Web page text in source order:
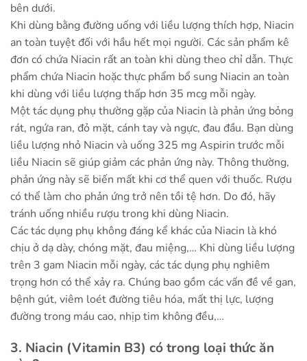
bên dưới.
Khi dùng bằng đường uống với liều lượng thích hợp, Niacin
an toàn tuyệt đối với hầu hết mọi người. Các sản phẩm kê
đơn có chứa Niacin rất an toàn khi dùng theo chỉ dẫn. Thực
phẩm chứa Niacin hoặc thực phẩm bổ sung Niacin an toàn
khi dùng với liều lượng thấp hơn 35 mcg mỗi ngày.
Một tác dụng phụ thường gặp của Niacin là phản ứng bỏng
rát, ngứa ran, đỏ mặt, cánh tay và ngực, đau đầu. Bạn dùng
liều lượng nhỏ Niacin và uống 325 mg Aspirin trước mỗi
liều Niacin sẽ giúp giảm các phản ứng này. Thông thường,
phản ứng này sẽ biến mất khi cơ thể quen với thuốc. Rượu
có thể làm cho phản ứng trở nên tồi tệ hơn. Do đó, hãy
tránh uống nhiều rượu trong khi dùng Niacin.
Các tác dụng phụ không đáng kể khác của Niacin là khó
chịu ở dạ dày, chóng mặt, đau miệng,… Khi dùng liều lượng
trên 3 gam Niacin mỗi ngày, các tác dụng phụ nghiêm
trọng hơn có thể xảy ra. Chúng bao gồm các vấn đề về gan,
bệnh gút, viêm loét đường tiêu hóa, mất thị lực, lượng
đường trong máu cao, nhịp tim không đều,…
3. Niacin (Vitamin B3) có trong loại thức ăn